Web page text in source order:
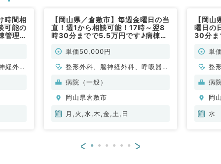
時間相
可能の
管理
経外
【岡山県／倉敷市】毎週金曜日の当
直！週1から相談可能！17時～翌8
時30分までで5.5万円です♪病棟管
科・外科・非常勤）
単価50,000円
整形外科、脳神経外科、呼吸器外
科、心臓血管外科、一般内科、循
科、内分泌・代謝内科、外科系全
般、一般外科、消化器外科
病院（一般）
岡山県倉敷市
月,火,水,木,金,土,日
【岡
曜日の
30分ま
科・外
単
整
科
科
般
病
岡
水
< >